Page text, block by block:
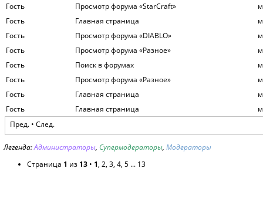
Гость
Просмотр форума «StarCraft»
Гость
Главная страница
Гость
Просмотр форума «DIABLO»
Гость
Просмотр форума «Разное»
Гость
Поиск в форумах
Гость
Просмотр форума «Разное»
Гость
Главная страница
Гость
Главная страница
Пред. • След.
Легенда:Администраторы, Супермодераторы, Модераторы
Страница 1 из 13 • 1, 2, 3, 4, 5 ... 13